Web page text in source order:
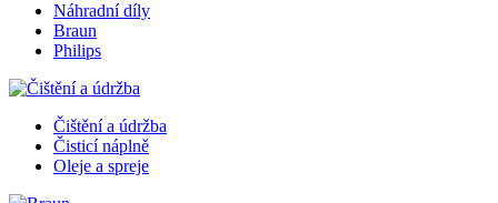
Náhradní díly
Braun
Philips
Čištění a údržba
Čisticí náplně
Oleje a spreje